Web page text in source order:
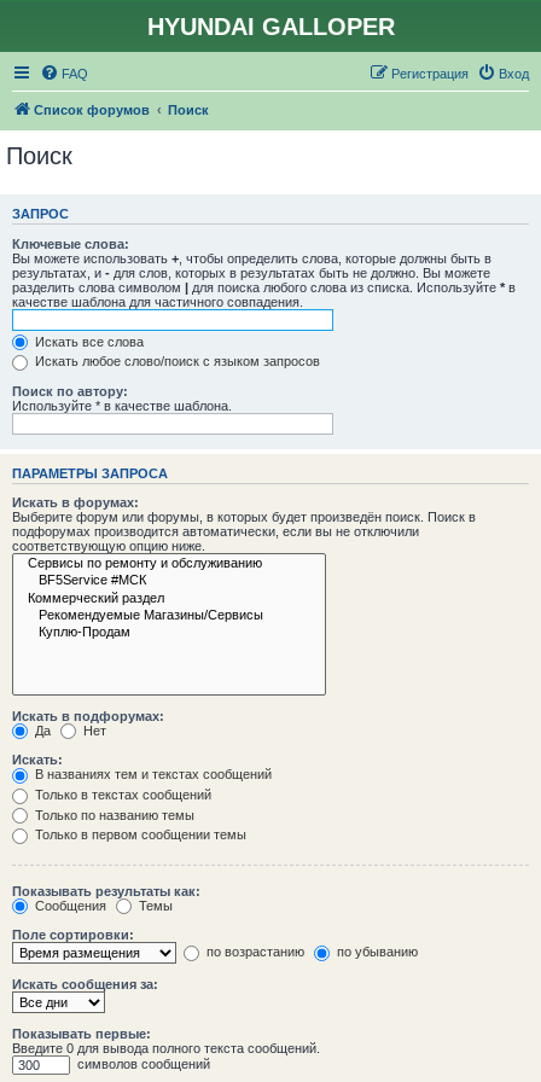
HYUNDAI GALLOPER
FAQ Вход
Регистрация
Список форумов Поиск
Поиск
ЗАПРОС
Ключевые слова:
Вы можете использовать + , чтобы определить слова, которые должны быть в
результатах, и - для слов, которых в результатах быть не должно. Вы можете
разделить слова символом | для поиска любого слова из списка. Используйте * в
качестве шаблона для частичного совпадения.
Искать все слова
Искать любое слово/поиск с языком запросов
Поиск по автору:
Используйте * в качестве шаблона.
ПАРАМЕТРЫ ЗАПРОСА
Искать в форумах:
Выберите форум или форумы, в которых будет произведён поиск. Поиск в
подфорумах производится автоматически, если вы не отключили
соответствующую опцию ниже.
Искать в подфорумах:
Да
Нет
Искать:
В названиях тем и текстах сообщений
Только в текстах сообщений
Только по названию темы
Только в первом сообщении темы
Показывать результаты как:
Сообщения
Темы
Поле сортировки:
по возрастанию
по убыванию
Искать сообщения за:
Показывать первые:
Введите 0 для вывода полного текста сообщений.
символов сообщений